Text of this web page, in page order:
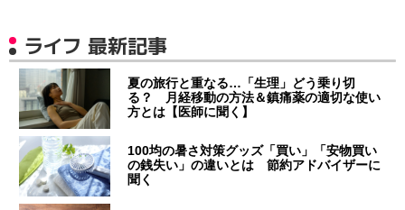
ライフ 最新記事
夏の旅行と重なる…「生理」どう乗り切
る？ 月経移動の方法＆鎮痛薬の適切な使い
方とは【医師に聞く】
100均の暑さ対策グッズ「買い」「安物買い
の銭失い」の違いとは 節約アドバイザーに
聞く